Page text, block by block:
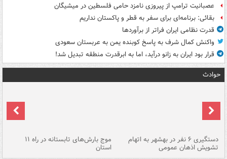
عصبانیت ترامپ از پیروزی نامزد حامی فلسطین در میشیگان
بقائی: برنامه‌ای برای سفر به قطر و پاکستان نداریم
قدرت نظامی ایران فراتر از برآوردها
واکنش کمال شرف به پاسخ کوبنده یمن به عربستان سعودی
قرار بود ایران به زانو درآید، اما به ابرقدرت منطقه تبدیل شد!
حوادث
دستگیری ۶ نفر در بهشهر به اتهام
تشویش اذهان عمومی
موج بارش‌های تابستانه در راه ۱۱
استان